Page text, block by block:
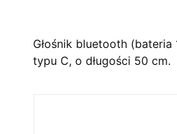
Głośnik bluetooth
typu C, o długości 50 cm.